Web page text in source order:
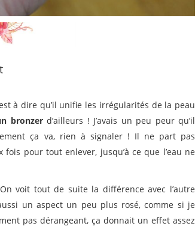
à dire qu’il unifie les irrégularités de la peau
bronzerd’ailleurs ! J’avais un peu peur qu’il
ça va, rien à signaler ! Il ne part pas
pour tout enlever, jusqu’à ce que l’eau ne
voit tout de suite la différence avec l’autre
un aspect un peu plus rosé, comme si je
pas dérangeant, ça donnait un effet assez